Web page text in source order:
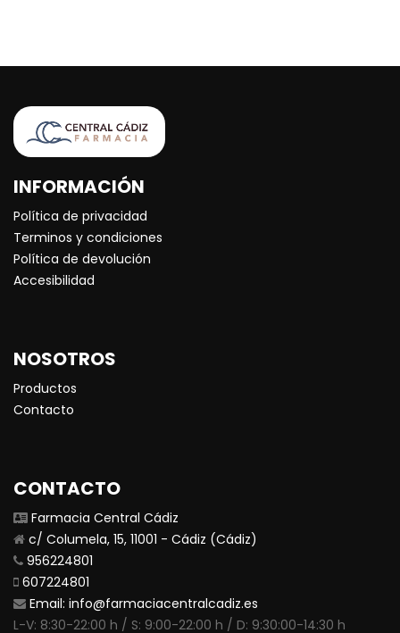
INFORMACIÓN
Política de privacidad
Terminos y condiciones
Política de devolución
Accesibilidad
NOSOTROS
Productos
Contacto
CONTACTO
Farmacia Central Cádiz
c/ Columela, 15, 11001 - Cádiz (Cádiz)
956224801
607224801
Email: info@farmaciacentralcadiz.es
L-V: 8:30-22:00 h / S: 9:00-22:00 h / D: 9:30:00-14:30 h